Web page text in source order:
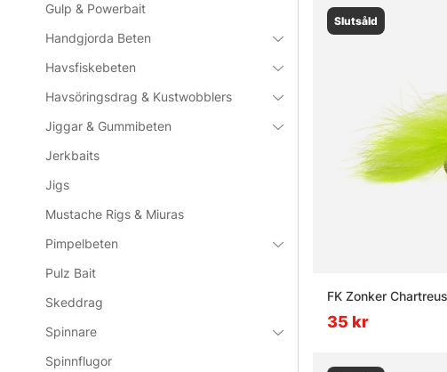
Gulp & Powerbait
Handgjorda Beten
Havsfiskebeten
Havsöringsdrag & Kustwobblers
Jiggar & Gummibeten
Jerkbaits
Jigs
Mustache Rigs & Miuras
Pimpelbeten
Pulz Bait
Skeddrag
Spinnare
Spinnflugor
Slutsåld
FK Zonker
35 kr